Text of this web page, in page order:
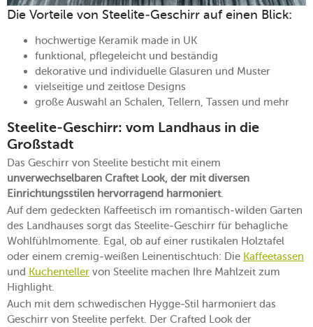
Die Vorteile von Steelite-Geschirr auf einen Blick:
hochwertige Keramik made in UK
funktional, pflegeleicht und beständig
dekorative und individuelle Glasuren und Muster
vielseitige und zeitlose Designs
große Auswahl an Schalen, Tellern, Tassen und mehr
Steelite-Geschirr: vom Landhaus in die
Großstadt
Das Geschirr von Steelite besticht mit einem
unverwechselbaren Craftet Look, der mit diversen
Einrichtungsstilen hervorragend harmoniert.
Auf dem gedeckten Kaffeetisch im romantisch-wilden Garten
des Landhauses sorgt das Steelite-Geschirr für behagliche
Wohlfühlmomente. Egal, ob auf einer rustikalen Holztafel
oder einem cremig-weißen Leinentischtuch: Die Kaffeetassen
und Kuchenteller von Steelite machen Ihre Mahlzeit zum
Highlight.
Auch mit dem schwedischen Hygge-Stil harmoniert das
Geschirr von Steelite perfekt. Der Crafted Look der